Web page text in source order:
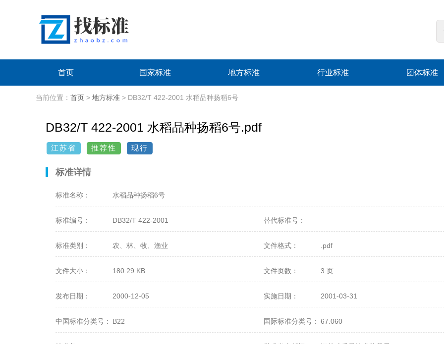
首页 国家标准 地方标准 行业标准 团体标准
当前位置： 首页 > 地方标准 > DB32/T 422-2001 水稻品种扬稻6号
DB32/T 422-2001 水稻品种扬稻6号.pdf
江苏省 推荐性 现行
标准详情
标准名称： 水稻品种扬稻6号
标准编号： DB32/T 422-2001 替代标准号：
标准类别： 农、林、牧、渔业 文件格式： .pdf
文件大小： 180.29 KB 文件页数： 3 页
发布日期： 2000-12-05 实施日期： 2001-03-31
中国标准分类号： B22 国际标准分类号： 67.060